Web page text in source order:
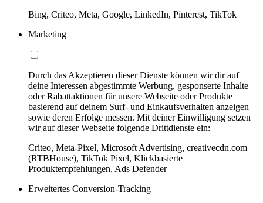
Bing, Criteo, Meta, Google, LinkedIn, Pinterest, TikTok
Marketing
Durch das Akzeptieren dieser Dienste können wir dir auf
deine Interessen abgestimmte Werbung, gesponserte Inhalte
oder Rabattaktionen für unsere Webseite oder Produkte
basierend auf deinem Surf- und Einkaufsverhalten anzeigen
sowie deren Erfolge messen. Mit deiner Einwilligung setzen
wir auf dieser Webseite folgende Drittdienste ein:
Criteo, Meta-Pixel, Microsoft Advertising, creativecdn.com
(RTBHouse), TikTok Pixel, Klickbasierte
Produktempfehlungen, Ads Defender
Erweitertes Conversion-Tracking